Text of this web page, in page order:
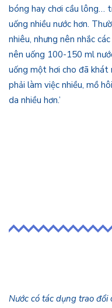
bóng hay chơi cầu lông…
uống nhiều nước hơn.
nhiêu, nhưng nên nhắc
nên uống 100-150 ml
uống một hơi cho đã
phải làm việc nhiều, mồ
da nhiều hơn.’
Nước có tác dụng trao